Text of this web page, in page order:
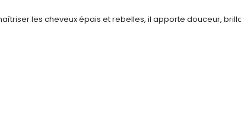
les cheveux épais et rebelles, il apporte douceur,